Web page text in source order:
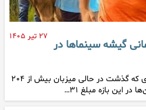
۲۷ تیر ۱۴۰۵
تومانی گیشه سینماها در
سینماهای سراسر کشور در هفته‌ای که گذشت در حالی میزبان بیش از ۲۰۴
این بازه مبلغ ۳۱…